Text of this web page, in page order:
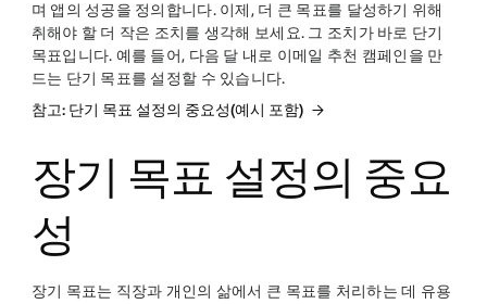
며 앱의 성공을 정의합니다. 이제, 더 큰 목표를 달성하기 위해
취해야 할 더 작은 조치를 생각해 보세요. 그 조치가 바로 단기
목표입니다. 예를 들어, 다음 달 내로 이메일 추천 캠페인을 만
드는 단기 목표를 설정할 수 있습니다.
참고: 단기 목표 설정의 중요성(예시 포함)
장기 목표 설정의 중요
성
장기 목표는 직장과 개인의 삶에서 큰 목표를 처리하는 데 유용